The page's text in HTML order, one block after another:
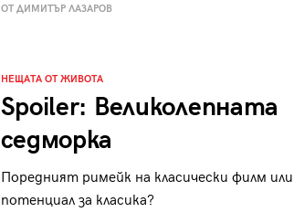
ОТ ДИМИТЪР ЛАЗАРОВ
НЕЩАТА ОТ ЖИВОТА
Spoiler: Великолепната
седморка
Поредният римейк на класически филм или
потенциал за класика?